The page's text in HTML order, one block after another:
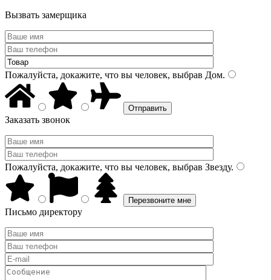
Вызвать замерщика
Пожалуйста, докажите, что вы человек, выбрав Дом.
Заказать звонок
Пожалуйста, докажите, что вы человек, выбрав Звезду.
Письмо директору